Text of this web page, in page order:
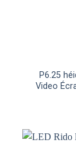
P6.25
Video